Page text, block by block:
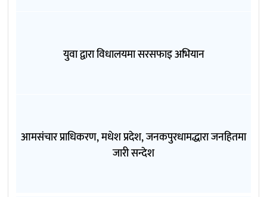
युवा द्वारा विधालयमा सरसफाइ अभियान
आमसंचार प्राधिकरण, मधेश प्रदेश, जनकपुरधामद्धारा जनहितमा
जारी सन्देश